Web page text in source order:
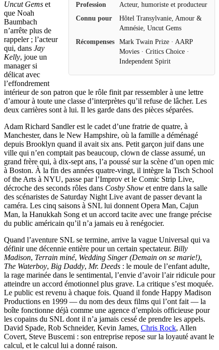
Profession
Acteur, humoriste et producteur
Connu pour
Hôtel Transylvanie, Amour &
Amnésie, Uncut Gems
Récompenses
Mark Twain Prize · AARP
Movies · Critics Choice ·
Independent Spirit
Uncut Gems et
que Noah
Baumbach
n’arrête plus de
rappeler ; l’acteur
qui, dans Jay
Kelly, joue un
manager si
délicat avec
l’effondrement
intérieur de son patron que le rôle finit par ressembler à une lettre
d’amour à toute une classe d’interprètes qu’il refuse de lâcher. Les
deux carrières sont à lui. Il les garde dans des pièces séparées.
Adam Richard Sandler est le cadet d’une fratrie de quatre, à
Manchester, dans le New Hampshire, où la famille a déménagé
depuis Brooklyn quand il avait six ans. Petit garçon juif dans une
ville qui n’en comptait pas beaucoup, clown de classe assumé, un
grand frère qui, à dix-sept ans, l’a poussé sur la scène d’un open mic
à Boston. À la fin des années quatre-vingt, il intègre la Tisch School
of the Arts à NYU, passe par l’Improv et le Comic Strip Live,
décroche des seconds rôles dans Cosby Show et entre dans la salle
des scénaristes de Saturday Night Live avant de passer devant la
caméra. Les cinq saisons à SNL lui donnent Opera Man, Cajun
Man, la Hanukkah Song et un accord tacite avec une frange précise
du public américain qu’il n’a jamais eu à renégocier.
Quand l’aventure SNL se termine, arrive la vague Universal qui va
définir une décennie entière pour un certain spectateur. Billy
Madison, Terrain miné, Wedding Singer (Demain on se marie!),
The Waterboy, Big Daddy, Mr. Deeds : le moule de l’enfant adulte,
la rage marinée dans le sentimental, l’envie d’avoir l’air ridicule pour
atteindre un accord émotionnel plus grave. La critique s’est moquée.
Le public est revenu à chaque fois. Quand il fonde Happy Madison
Productions en 1999 — du nom des deux films qui l’ont fait — la
boîte fonctionne déjà comme une agence d’emplois officieuse pour
les copains du SNL dont il n’a jamais cessé de prendre les appels.
David Spade, Rob Schneider, Kevin James, Chris Rock, Allen
Covert, Steve Buscemi : son entreprise repose sur la loyauté avant le
calcul, et le calcul lui a donné raison.